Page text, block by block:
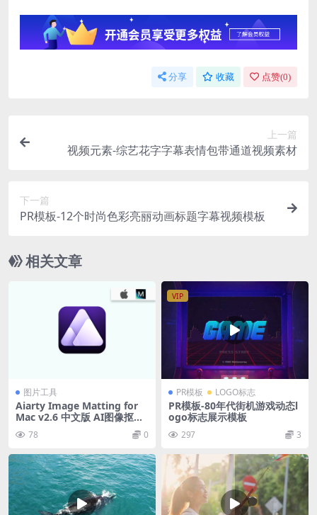
分享 收藏 点赞(0)
上一篇
视频元素-综艺花字字幕表情包带通道视频素材
下一篇
PR模板-12个时尚色彩亮丽动画标题字幕视频模板
相关文章
图片工具
Aiarty Image Matting for
Mac v2.6 中文版 AI图像抠图
软件
78 0
VIP
PR模板 LOGO标志
PR模板-80年代街机游戏动态l
ogo标志展示模板
297 3